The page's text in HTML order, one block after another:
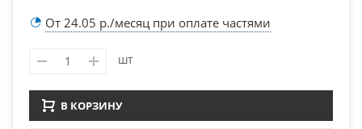
От 24.05 р./месяц при оплате частями
шт
В КОРЗИНУ